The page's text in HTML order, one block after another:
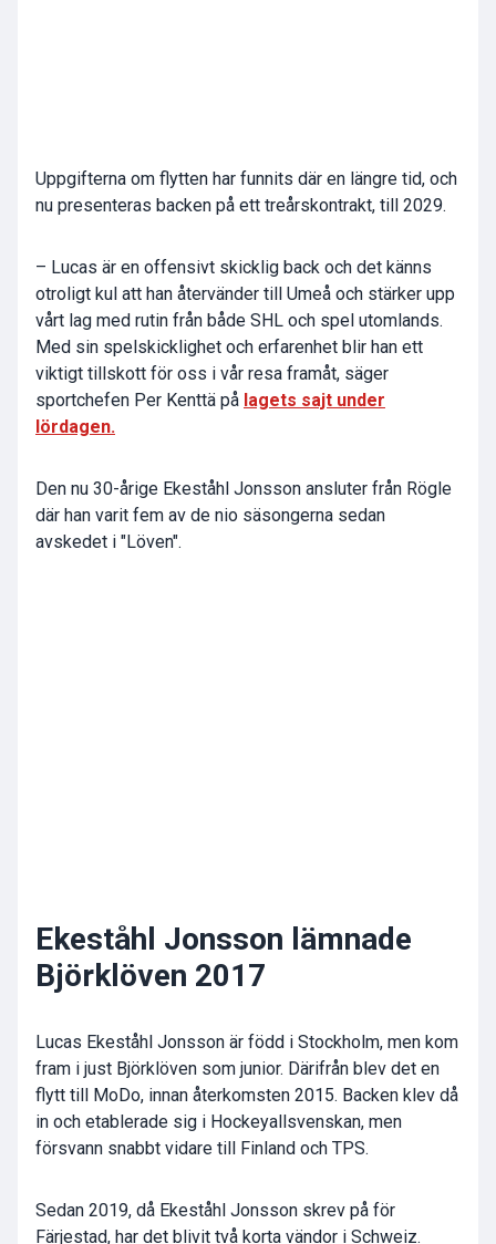
Uppgifterna om flytten har funnits där en längre tid, och
nu presenteras backen på ett treårskontrakt, till 2029.
– Lucas är en offensivt skicklig back och det känns
otroligt kul att han återvänder till Umeå och stärker upp
vårt lag med rutin från både SHL och spel utomlands.
Med sin spelskicklighet och erfarenhet blir han ett
viktigt tillskott för oss i vår resa framåt, säger
sportchefen Per Kenttä på lagets sajt under
lördagen.
Den nu 30-årige Ekeståhl Jonsson ansluter från Rögle
där han varit fem av de nio säsongerna sedan
avskedet i "Löven".
Ekeståhl Jonsson lämnade
Björklöven 2017
Lucas Ekeståhl Jonsson är född i Stockholm, men kom
fram i just Björklöven som junior. Därifrån blev det en
flytt till MoDo, innan återkomsten 2015. Backen klev då
in och etablerade sig i Hockeyallsvenskan, men
försvann snabbt vidare till Finland och TPS.
Sedan 2019, då Ekeståhl Jonsson skrev på för
Färjestad, har det blivit två korta vändor i Schweiz.